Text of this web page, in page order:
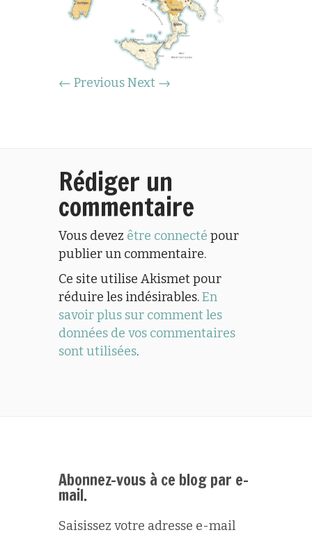
← PreviousNext →
Rédiger un
commentaire
Vous devez être connecté pour
publier un commentaire.
Ce site utilise Akismet pour
réduire les indésirables.En
savoir plus sur comment les
données de vos commentaires
sont utilisées.
Abonnez-vous à ce blog par e-
mail.
Saisissez votre adresse e-mail